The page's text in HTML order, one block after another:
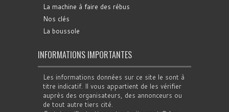
La machine à faire des rébus
Nos clés
La boussole
INFORMATIONS IMPORTANTES
Les informations données sur ce site le sont à
titre indicatif. Il vous appartient de les vérifier
auprès des organisateurs, des annonceurs ou
de tout autre tiers cité.